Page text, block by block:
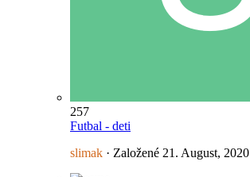
257
Futbal - deti
slimak · Založené 21. August, 2020